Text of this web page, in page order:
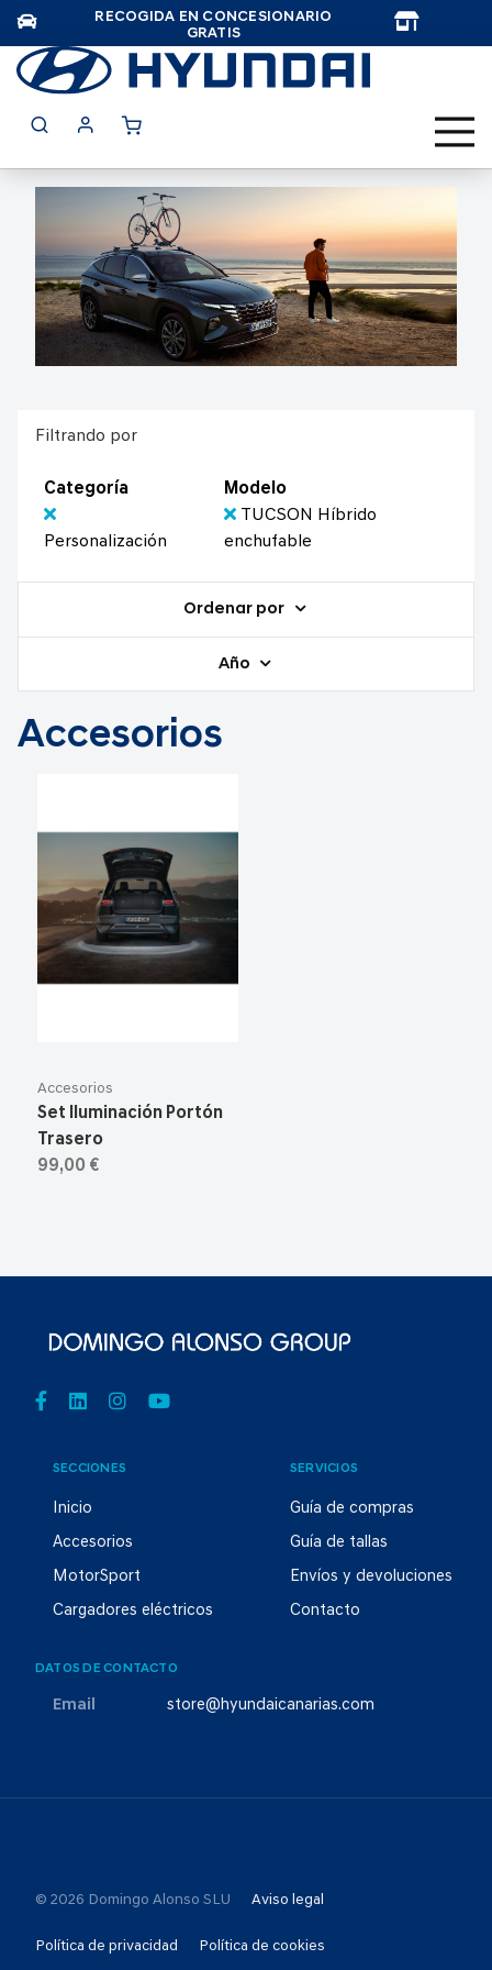
RECOGIDA EN CONCESIONARIO
GRATIS
Filtrando por
Categoría
Personalización
Modelo
TUCSON Híbrido
enchufable
Ordenar por
Año
Accesorios
Accesorios
Set Iluminación Portón
Trasero
99,00 €
SECCIONES
Inicio
Accesorios
MotorSport
Cargadores eléctricos
SERVICIOS
Guía de compras
Guía de tallas
Envíos y devoluciones
Contacto
DATOS DE CONTACTO
Email store@hyundaicanarias.com
© 2026 Domingo Alonso SLU Aviso legal
Política de privacidad Política de cookies